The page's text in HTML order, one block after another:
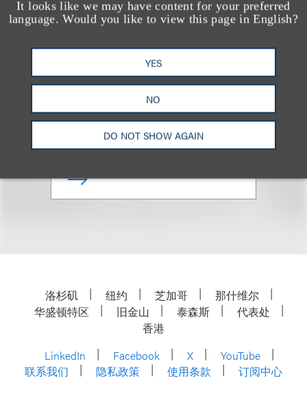
It looks like we may have content for your preferred
language. Would you like to view this page in English?
YES
NO
DO NOT SHOW AGAIN
Angelo M. Grasso
合伙人
+1.212.407.4193
Email
洛杉矶 纽约 芝加哥
那什维尔
华盛顿特区
旧金山 泰森斯
代表处
香港
LinkedIn
Facebook X
YouTube
联系我们
隐私政策 使用条款 订阅中心